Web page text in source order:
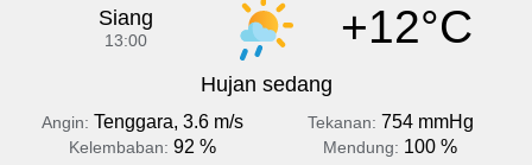
Siang
13:00 +12°C
Hujan sedang
Angin: Tenggara, 3.6 m/s Tekanan: 754 mmHg
Kelembaban: 92 % Mendung: 100 %